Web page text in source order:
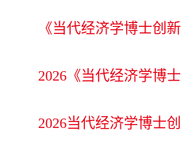
《当代经济学博士创
2026《当代经济学博
2026当代经济学博士